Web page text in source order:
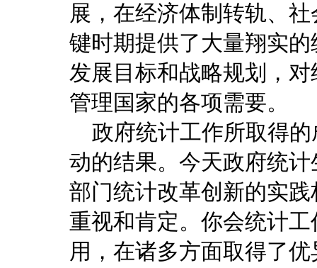
展，在经济体制转轨、
键时期提供了大量翔实
发展目标和战略规划，
管理国家的各项需要。
政府统计工作所取得的
动的结果。今天政府统
部门统计改革创新的实
重视和肯定。你会统计
用，在诸多方面取得了